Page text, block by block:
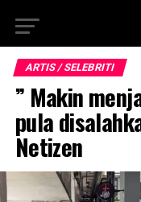
ARTIS / SELEBRITI
” Makin
pula
Netizen